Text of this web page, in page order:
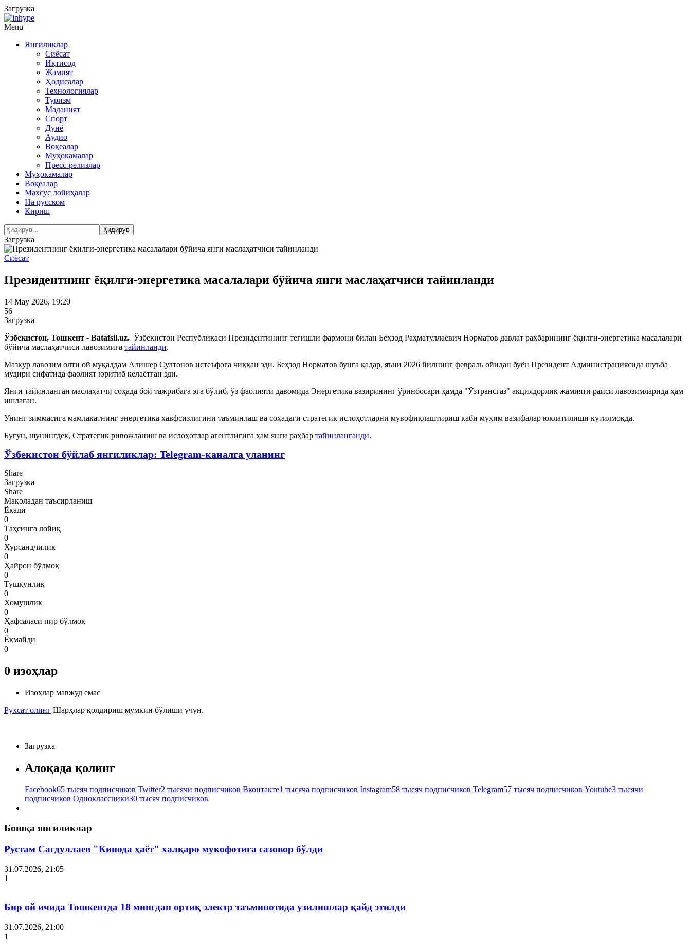
Загрузка
Menu
Янгиликлар
Сиёсат
Иқтисод
Жамият
Ҳодисалар
Технологиялар
Туризм
Маданият
Спорт
Дунё
Аудио
Воқеалар
Муҳокамалар
Пресс-релизлар
Муҳокамалар
Воқеалар
Махсус лойиҳалар
На русском
Кириш
Загрузка
Сиёсат
Президентнинг ёқилғи-энергетика масалалари бўйича янги маслаҳатчиси тайинланди
14 May 2026, 19:20
56
Загрузка
Ўзбекистон, Тошкент - Batafsil.uz. Ўзбекистон Республикаси Президентининг тегишли фармони билан Беҳзод Раҳматуллаевич Норматов давлат раҳбарининг ёқилғи-энергетика масалалари
бўйича маслаҳатчиси лавозимига тайинланди.
Мазкур лавозим олти ой муқаддам Алишер Султонов истеъфога чиққан эди. Беҳзод Норматов бунга қадар, яъни 2026 йилнинг февраль ойидан буён Президент Администрациясида шуъба
мудири сифатида фаолият юритиб келаётган эди.
Янги тайинланган маслаҳатчи соҳада бой тажрибага эга бўлиб, ўз фаолияти давомида Энергетика вазирининг ўринбосари ҳамда "Ўзтрансгаз" акциядорлик жамияти раиси лавозимларида ҳам
ишлаган.
Унинг зиммасига мамлакатнинг энергетика хавфсизлигини таъминлаш ва соҳадаги стратегик ислоҳотларни мувофиқлаштириш каби муҳим вазифалар юклатилиши кутилмоқда.
Бугун, шунингдек, Стратегик ривожланиш ва ислоҳотлар агентлигига ҳам янги раҳбар тайинланганди.
Ўзбекистон бўйлаб янгиликлар: Telegram-каналга уланинг
Share
Загрузка
Share
Мақоладан таъсирланиш
Ёқади
0
Таҳсинга лойиқ
0
Хурсандчилик
0
Ҳайрон бўлмоқ
0
Тушкунлик
0
Хомушлик
0
Ҳафсаласи пир бўлмоқ
0
Ёқмайди
0
0 изоҳлар
Изоҳлар мавжуд емас
Рухсат олинг Шарҳлар қолдириш мумкин бўлиши учун.
Загрузка
Алоқада қолинг
Facebook65 тысяч подписчиков Twitter2 тысячи подписчиков Вконтакте1 тысяча подписчиков Instagram58 тысяч подписчиков Telegram57 тысяч подписчиков Youtube3 тысячи
подписчиков Одноклассники30 тысяч подписчиков
Бошқа янгиликлар
Рустам Сагдуллаев "Кинода ҳаёт" халқаро мукофотига сазовор бўлди
31.07.2026, 21:05
1
Бир ой ичида Тошкентда 18 мингдан ортиқ электр таъминотида узилишлар қайд этилди
31.07.2026, 21:00
1